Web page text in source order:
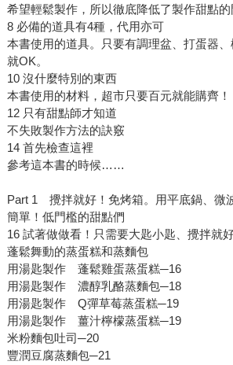
希望輕鬆製作，所以徹底降低了製作甜點
8 必備的道具有4種，代用亦可
本書使用的道具。只要有調理盆、打蛋器
就OK。
10 沒什麼特別的東西
本書使用的材料，超市只要百元就能購齊！
12 只有甜點師才知道
不失敗製作方法的訣竅
14 首先檢查這裡
參考這本書的時候……
Part 1 攪拌就好！免烤箱。用平底鍋、微
簡單！低門檻的甜點們
16 試著做做看！只需要大匙小匙、攪拌就
蓬鬆舞動的蒸蛋糕和蒸麵包
用湯匙製作 蓬鬆雞蛋蒸蛋糕─16
用湯匙製作 濃醇乳酪蒸麵包─18
用湯匙製作 Q彈草莓蒸蛋糕─19
用湯匙製作 薑汁檸檬蒸蛋糕─19
米粉麵包吐司─20
豐潤豆腐蒸麵包─21